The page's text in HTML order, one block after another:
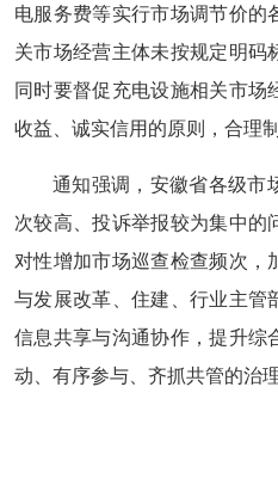
电服务费等实行市场调节价的
关市场经营主体未按规定明码
同时要督促充电设施相关市场
收益、诚实信用的原则，合理
通知强调，安徽省各级市
次较高、投诉举报较为集中的
对性增加市场巡查检查频次，
与发展改革、住建、行业主管
信息共享与沟通协作，提升综
动、有序参与、齐抓共管的治